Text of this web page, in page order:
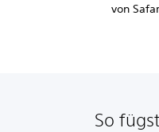
von
So